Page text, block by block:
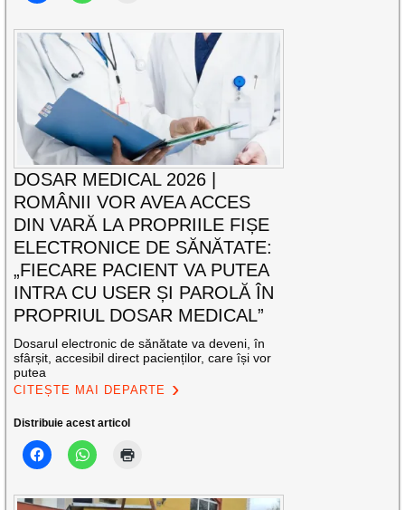
DOSAR MEDICAL 2026 |
ROMÂNII VOR AVEA ACCES
DIN VARĂ LA PROPRIILE FIȘE
ELECTRONICE DE SĂNĂTATE:
„FIECARE PACIENT VA PUTEA
INTRA CU USER ȘI PAROLĂ ÎN
PROPRIUL DOSAR MEDICAL”
Dosarul electronic de sănătate va deveni, în
sfârșit, accesibil direct pacienților, care își vor
putea
CITEȘTE MAI DEPARTE
Distribuie acest articol